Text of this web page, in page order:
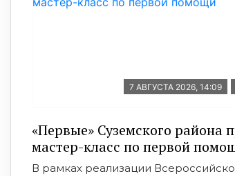
7 АВГУСТА 2026, 14:09
«Первые» Суземского района
мастер-класс по первой
В рамках реализации